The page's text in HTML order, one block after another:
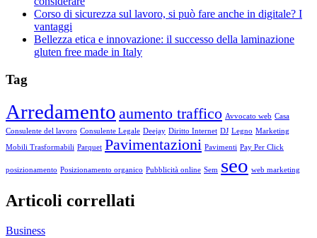
Corso di sicurezza sul lavoro, si può fare anche in digitale? I
vantaggi
Bellezza etica e innovazione: il successo della laminazione
gluten free made in Italy
Tag
Arredamento aumento traffico Avvocato web Casa
Consulente del lavoro Consulente Legale Deejay Diritto Internet DJ Legno Marketing
Mobili Trasformabili Parquet Pavimentazioni Pavimenti Pay Per Click
posizionamento Posizionamento organico Pubblicità online Sem seo web marketing
Articoli correllati
Business